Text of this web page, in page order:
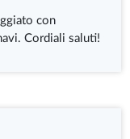
con
Cordiali saluti!